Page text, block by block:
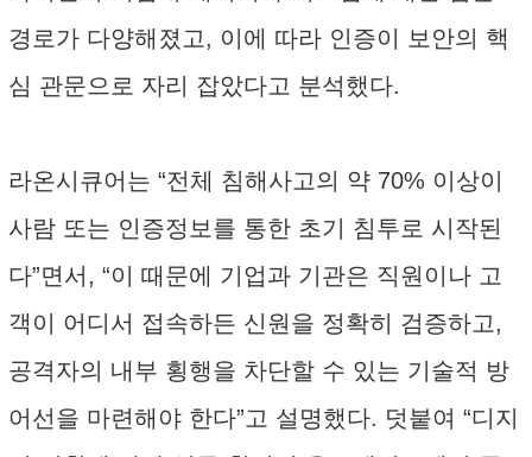
경로가 다양해졌고, 이에 따라 인증이 보안의 핵
심 관문으로 자리 잡았다고 분석했다.
라온시큐어는 “전체 침해사고의 약 70% 이상이
사람 또는 인증정보를 통한 초기 침투로 시작된
다”면서, “이 때문에 기업과 기관은 직원이나 고
객이 어디서 접속하든 신원을 정확히 검증하고,
공격자의 내부 횡행을 차단할 수 있는 기술적 방
어선을 마련해야 한다”고 설명했다. 덧붙여 “디지